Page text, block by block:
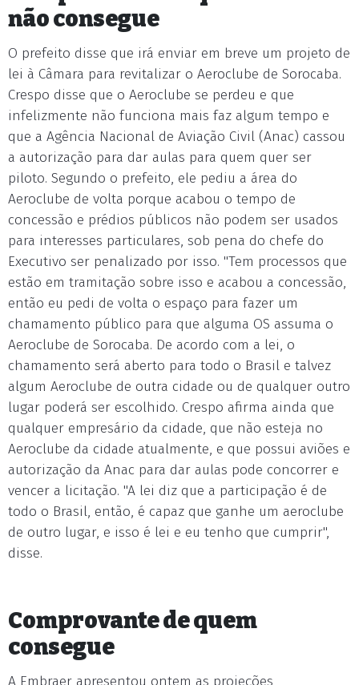
não consegue
O prefeito disse que irá enviar em breve um projeto de
lei à Câmara para revitalizar o Aeroclube de Sorocaba.
Crespo disse que o Aeroclube se perdeu e que
infelizmente não funciona mais faz algum tempo e
que a Agência Nacional de Aviação Civil (Anac) cassou
a autorização para dar aulas para quem quer ser
piloto. Segundo o prefeito, ele pediu a área do
Aeroclube de volta porque acabou o tempo de
concessão e prédios públicos não podem ser usados
para interesses particulares, sob pena do chefe do
Executivo ser penalizado por isso. "Tem processos que
estão em tramitação sobre isso e acabou a concessão,
então eu pedi de volta o espaço para fazer um
chamamento público para que alguma OS assuma o
Aeroclube de Sorocaba. De acordo com a lei, o
chamamento será aberto para todo o Brasil e talvez
algum Aeroclube de outra cidade ou de qualquer outro
lugar poderá ser escolhido. Crespo afirma ainda que
qualquer empresário da cidade, que não esteja no
Aeroclube da cidade atualmente, e que possui aviões e
autorização da Anac para dar aulas pode concorrer e
vencer a licitação. "A lei diz que a participação é de
todo o Brasil, então, é capaz que ganhe um aeroclube
de outro lugar, e isso é lei e eu tenho que cumprir",
disse.
Comprovante de quem
consegue
A Embraer apresentou ontem as projeções